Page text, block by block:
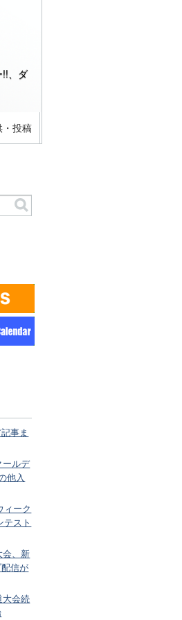
!!、ダ
投稿
事ま
ールデ
他入
ィーク
テスト
会、新
信が
大会続